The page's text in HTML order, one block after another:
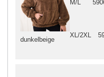
dunkelbeige
M/L
XL/2XL